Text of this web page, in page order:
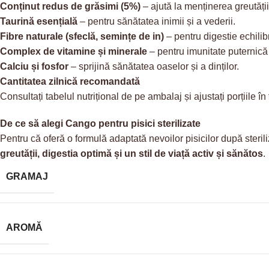
Conținut redus de grăsimi (5%) – ajută la menținerea
Taurină esențială – pentru sănătatea inimii și a vederii.
Fibre naturale (sfeclă, semințe de in) – pentru digestie
Complex de vitamine și minerale – pentru imunitate
Calciu și fosfor – sprijină sănătatea oaselor și a dinților.
Cantitatea zilnică recomandată
Consultați tabelul nutrițional de pe ambalaj și ajustați porțiile
De ce să alegi Cango pentru pisici sterilizate
Pentru că oferă o formulă adaptată nevoilor pisicilor după
greutății, digestia optimă și un stil de viață activ și sănătos.
GRAMAJ
AROMĂ